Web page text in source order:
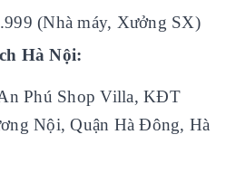
(Nhà máy, Xưởng SX)
Hà Nội:
Phú Shop Villa, KĐT
Nội, Quận Hà Đông, Hà